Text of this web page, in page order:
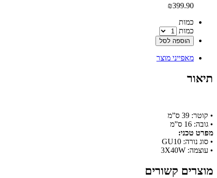
₪399.90
‫כמות‬
כמות
הוספה לסל
מאפייני מוצר
תיאור
• קוטר: 39 ס”מ
• גובה: 16 ס”מ
מפרט טכני:
• סוג נורה: GU10
• עוצמה: 3X40W
מוצרים קשורים